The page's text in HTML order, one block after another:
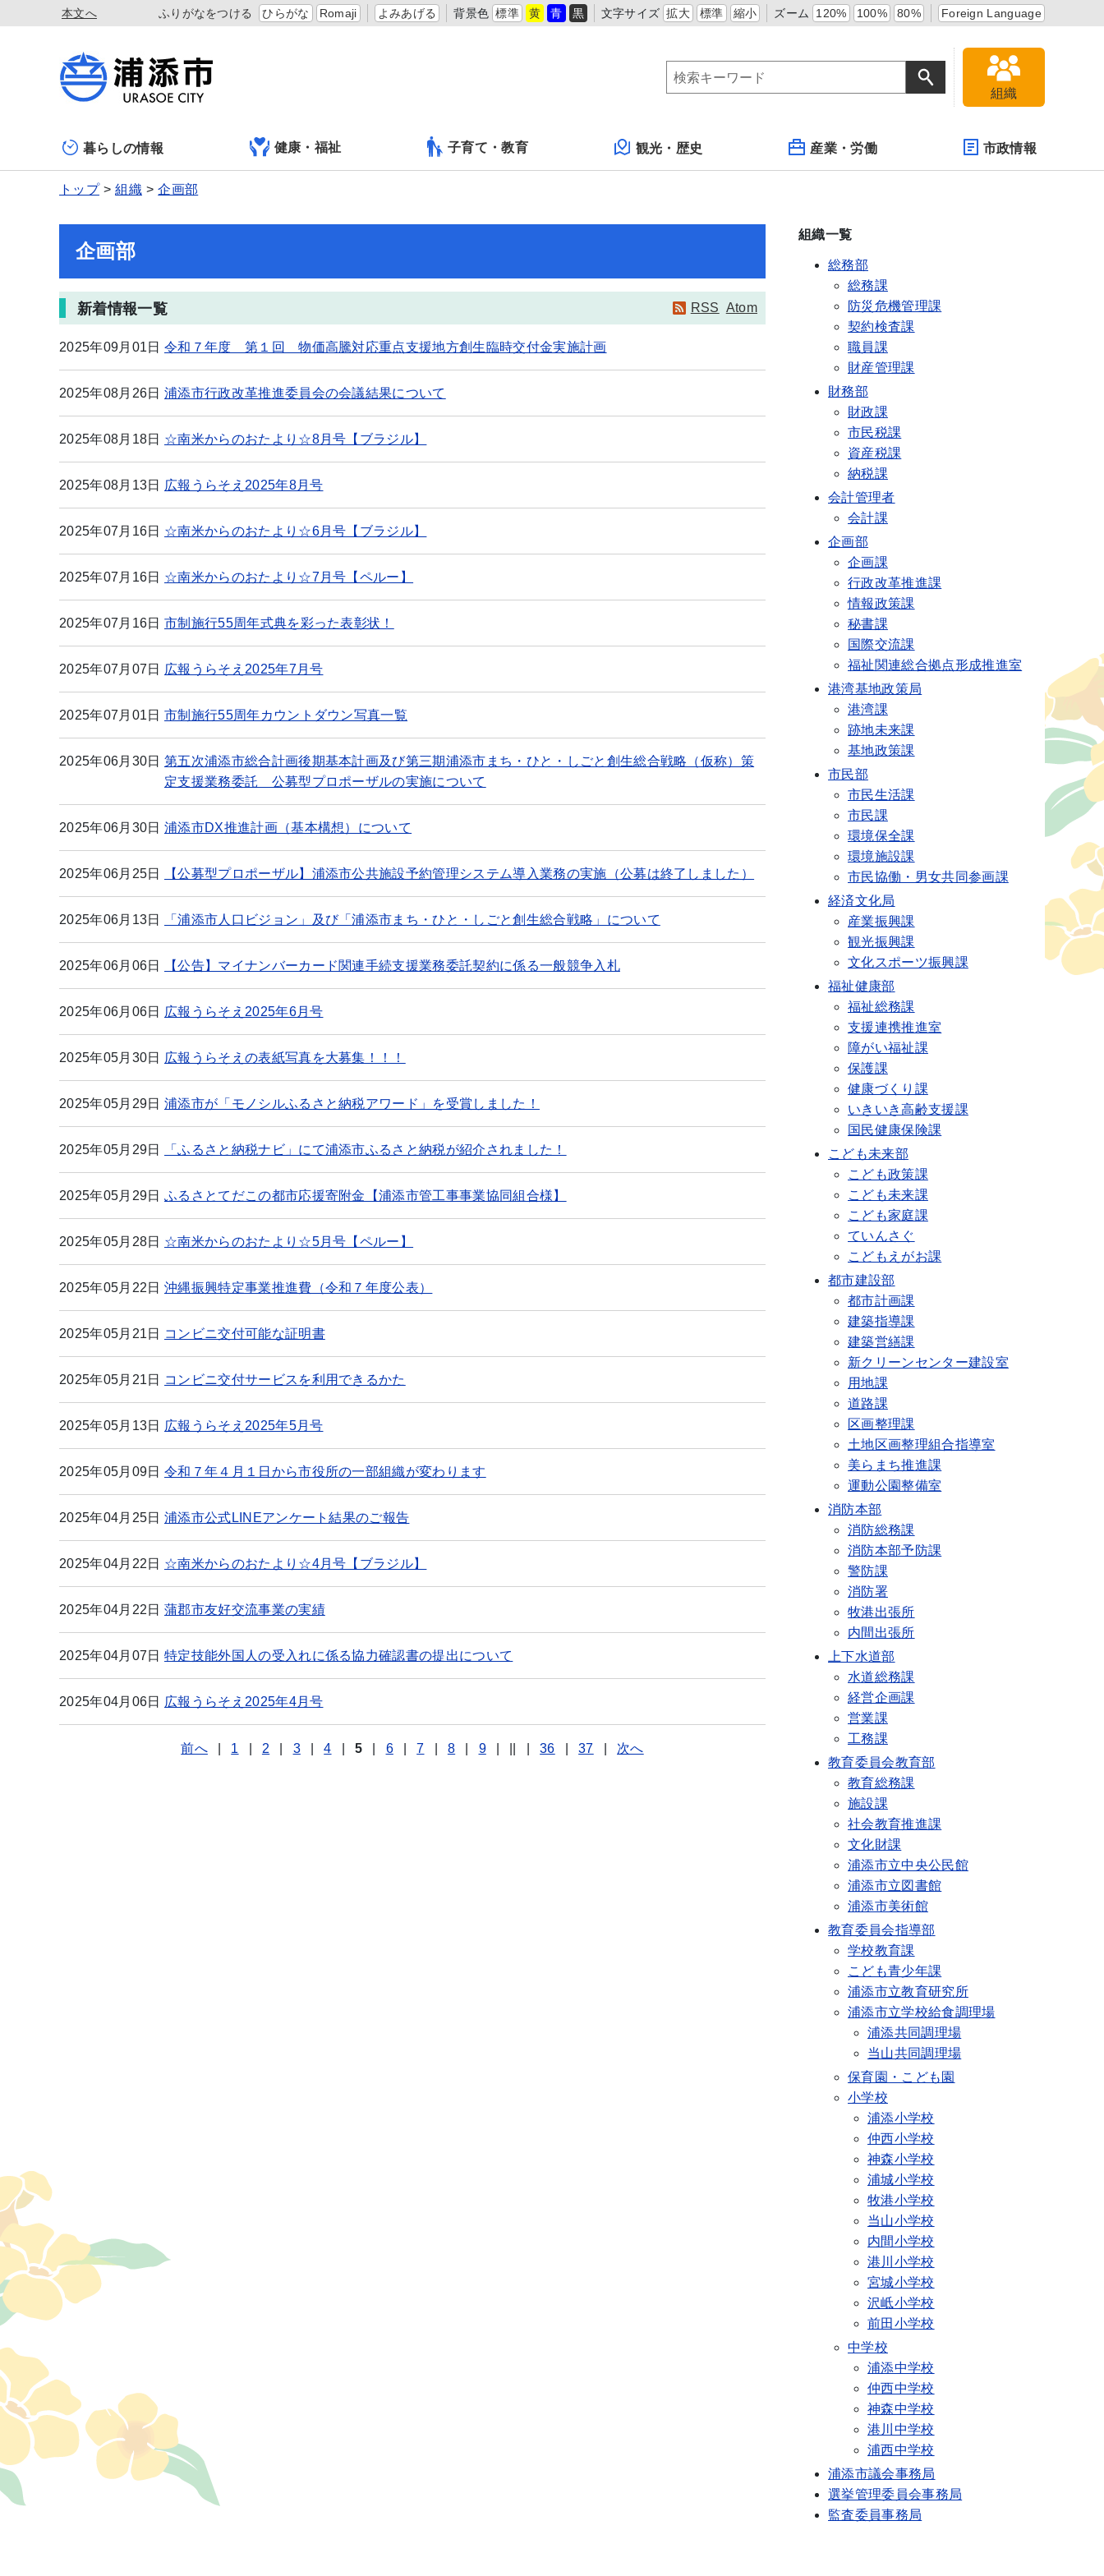
本文へ ふりがなをつける ひらがな Romaji よみあげる 背景色 標準 黄 青 黒 文字サイズ 拡大 標準 縮小 ズーム 120% 100% 80% Foreign Language
組織
暮らしの情報 健康・福祉 子育て・教育 観光・歴史 産業・労働 市政情報
トップ 組織 企画部
企画部
RSS Atom
新着情報一覧
2025年09月01日 令和７年度 第１回 物価高騰対応重点支援地方創生臨時交付金実施計画
2025年08月26日 浦添市行政改革推進委員会の会議結果について
2025年08月18日 ☆南米からのおたより☆8月号【ブラジル】
2025年08月13日 広報うらそえ2025年8月号
2025年07月16日 ☆南米からのおたより☆6月号【ブラジル】
2025年07月16日 ☆南米からのおたより☆7月号【ペルー】
2025年07月16日 市制施行55周年式典を彩った表彰状！
2025年07月07日 広報うらそえ2025年7月号
2025年07月01日 市制施行55周年カウントダウン写真一覧
2025年06月30日 第五次浦添市総合計画後期基本計画及び第三期浦添市まち・ひと・しごと創生総合戦略（仮称）策
定支援業務委託 公募型プロポーザルの実施について
2025年06月30日 浦添市DX推進計画（基本構想）について
2025年06月25日 【公募型プロポーザル】浦添市公共施設予約管理システム導入業務の実施（公募は終了しました）
2025年06月13日 「浦添市人口ビジョン」及び「浦添市まち・ひと・しごと創生総合戦略」について
2025年06月06日 【公告】マイナンバーカード関連手続支援業務委託契約に係る一般競争入札
2025年06月06日 広報うらそえ2025年6月号
2025年05月30日 広報うらそえの表紙写真を大募集！！！
2025年05月29日 浦添市が「モノシルふるさと納税アワード」を受賞しました！
2025年05月29日 「ふるさと納税ナビ」にて浦添市ふるさと納税が紹介されました！
2025年05月29日 ふるさとてだこの都市応援寄附金【浦添市管工事事業協同組合様】
2025年05月28日 ☆南米からのおたより☆5月号【ペルー】
2025年05月22日 沖縄振興特定事業推進費（令和７年度公表）
2025年05月21日 コンビニ交付可能な証明書
2025年05月21日 コンビニ交付サービスを利用できるかた
2025年05月13日 広報うらそえ2025年5月号
2025年05月09日 令和７年４月１日から市役所の一部組織が変わります
2025年04月25日 浦添市公式LINEアンケート結果のご報告
2025年04月22日 ☆南米からのおたより☆4月号【ブラジル】
2025年04月22日 蒲郡市友好交流事業の実績
2025年04月07日 特定技能外国人の受入れに係る協力確認書の提出について
2025年04月06日 広報うらそえ2025年4月号
前へ 1 2 3 4 5 6 7 8 9 36 37 次へ
組織一覧
総務部
総務課
防災危機管理課
契約検査課
職員課
財産管理課
財務部
財政課
市民税課
資産税課
納税課
会計管理者
会計課
企画部
企画課
行政改革推進課
情報政策課
秘書課
国際交流課
福祉関連総合拠点形成推進室
港湾基地政策局
港湾課
跡地未来課
基地政策課
市民部
市民生活課
市民課
環境保全課
環境施設課
市民協働・男女共同参画課
経済文化局
産業振興課
観光振興課
文化スポーツ振興課
福祉健康部
福祉総務課
支援連携推進室
障がい福祉課
保護課
健康づくり課
いきいき高齢支援課
国民健康保険課
こども未来部
こども政策課
こども未来課
こども家庭課
ていんさぐ
こどもえがお課
都市建設部
都市計画課
建築指導課
建築営繕課
新クリーンセンター建設室
用地課
道路課
区画整理課
土地区画整理組合指導室
美らまち推進課
運動公園整備室
消防本部
消防総務課
消防本部予防課
警防課
消防署
牧港出張所
内間出張所
上下水道部
水道総務課
経営企画課
営業課
工務課
教育委員会教育部
教育総務課
施設課
社会教育推進課
文化財課
浦添市立中央公民館
浦添市立図書館
浦添市美術館
教育委員会指導部
学校教育課
こども青少年課
浦添市立教育研究所
浦添市立学校給食調理場
浦添共同調理場
当山共同調理場
保育園・こども園
小学校
浦添小学校
仲西小学校
神森小学校
浦城小学校
牧港小学校
当山小学校
内間小学校
港川小学校
宮城小学校
沢岻小学校
前田小学校
中学校
浦添中学校
仲西中学校
神森中学校
港川中学校
浦西中学校
浦添市議会事務局
選挙管理委員会事務局
監査委員事務局